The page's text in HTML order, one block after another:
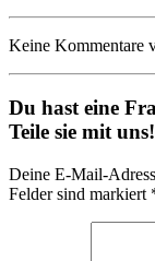
Keine Kommentare
Du hast eine
Teile sie mit uns!
Deine E-Mail-
Felder sind markiert